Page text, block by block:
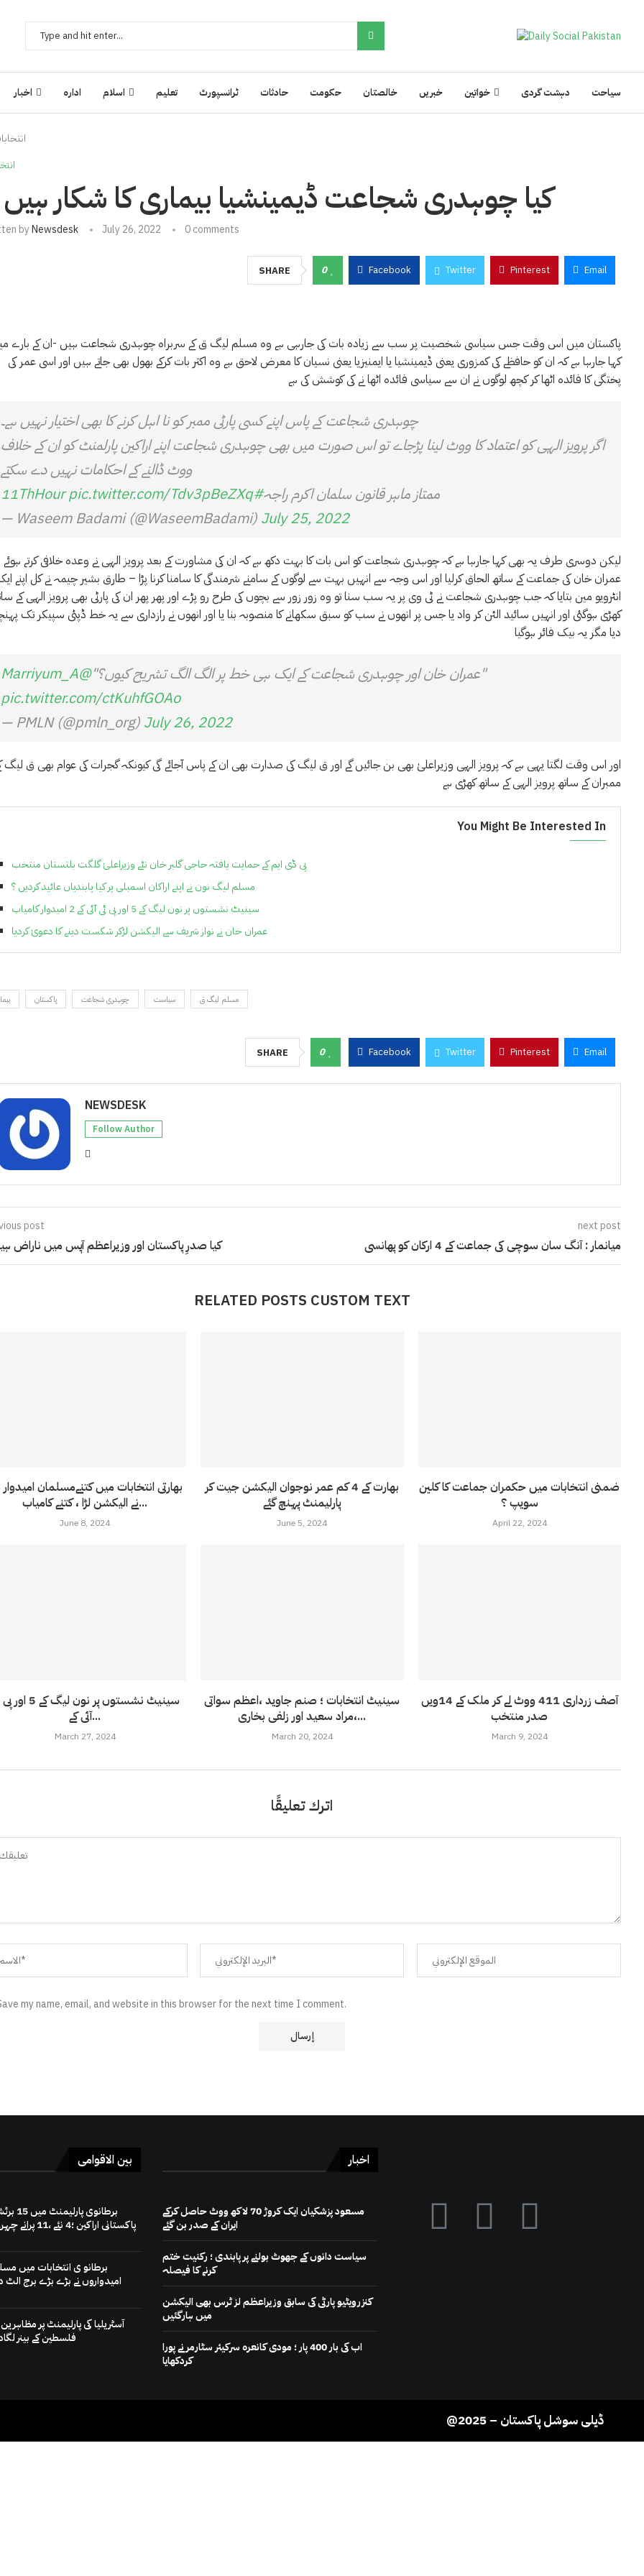
اخبار ادارہ اسلام تعلیم ٹرانسپورٹ حادثات حکومت خالصتان خبریں خواتین دہشت گردی سیاحت
کیا چوہدری شجاعت ڈیمینشیا بیماری کا شکار
byNewsdesk July 26, 2022 0 comments
SHARE 0 Facebook Twitter Pinterest Email
پاکستان میں اس وقت جس سیاسی شخصیت پر سب سے زیادہ بات کی جارہی ہے وہ مسلم لیگ ق کے سربراہ چوہدری شجاعت ہیں -ان کے بارے
کہا جارہا ہے کہ ان کو حافظے کی کمزوری یعنی ڈیمینشیا یا ایمنیزیا یعنی نسیان کا معرض لاحق ہے وہ اکثر بات کرکے بھول بھی جاتے ہیں اور اسی عمر کی
پختگی کا فائدہ اٹھا کر کچھ لوگوں نے ان سے سیاسی فائدہ اٹھا نے کی کوشش کی ہے
چوہدری شجاعت کے پاس اپنے کسی پارٹی ممبر کو نا اہل کرنے کا بھی اختیار نہیں ہے۔
اگر پرویز الہی کو اعتماد کا ووٹ لینا پڑجاے تو اس صورت میں بھی چوہدری شجاعت اپنے اراکین پارلمنٹ کو ان کے خلاف
ووٹ ڈالنے کے احکامات نہیں دے سکتے
ممتاز ماہر قانون سلمان اکرم راجہ#11ThHour
pic.twitter.com/Tdv3pBeZXq
— Waseem Badami (@WaseemBadami) July 25, 2022
لیکن دوسری طرف یہ بھی کہا جارہا ہے کہ چوہدری شجاعت کو اس بات کا بہت دکھ ہے کہ ان کی مشاورت کے بعد پرویز الہی نے وعدہ خلافی کرتے ہوئے
عمران خان کی جماعت کے ساتھ الحاق کرلیا اور اس وجہ سے انہیں بہت سے لوگوں کے سامنے شرمندگی کا سامنا کرنا پڑا – طارق بشیر چیمہ نے کل اپنے
انٹرویو مین بتایا کہ جب چوہدری شجاعت نے ٹی وی پر یہ سب سنا تو وہ زور زور سے بچوں کی طرح رو پڑے اور پھر پھر ان کی پارٹی بھی پرویز الہی کے
کھڑی ہوگئی اور انہیں سائید الئن کر واد یا جس پر انھوں نے سب کو سبق سکھانے کا منصوبہ بنا یا اور انھوں نے رازداری سے یہ خط ڈپٹی سپیکر تک
دیا مگر یہ بیک فائر ہوگیا
"عمران خان اور چوہدری شجاعت کے ایک ہی خط پر الگ الگ تشریح کیوں؟"@Marriyum_A
pic.twitter.com/ctKuhfGOAo
— PMLN (@pmln_org) July 26, 2022
اور اس وقت لگتا یہی ہے کہ پرویز الہی وزیراعلیٰ بھی بن جائیں گے اور ق لیگ کی صدارت بھی ان کے پاس آجائے گی کیونکہ گجرات کی عوام بھی ق لیگ
ممبران کے ساتھ پرویز الہی کے ساتھ کھڑی ہے
You Might Be Interested In
پی ڈی ایم کے حمایت یافتہ حاجی گلبر خان نئے وزیراعلیٰ گلگت بلتستان منتخب
مسلم لیگ نون نے اپنے اراکان اسمبلی پر کیا پابندیاں عائید کردیں ؟
سینیٹ نشستوں پر نون لیگ کے 5 اور پی ٹی آئی کے 2 امیدوار کامیاب
عمران خان نے نواز شریف سے الیکشن لڑکر شکست دینے کا دعویٰ کردیا
پاکستان چوہدری شجاعت سیاست مسلم لیگ ق
SHARE 0 Facebook Twitter Pinterest Email
NEWSDESK
Follow Author
post
کیا صدرِ پاکستان اور وزیراعظم آپس میں ناراض
next post
میانمار : آنگ سان سوچی کی جماعت کے 4 ارکان کو پھانسی
RELATED POSTS CUSTOM TEXT
بھارتی انتخابات میں کتنےمسلمان
نے الیکشن لڑا ، کتنے کامیاب...
June 8, 2024
بھارت کے 4 کم عمر نوجوان الیکشن جیت کر
پارلیمنٹ پہنچ گئے
June 5, 2024
ضمنی انتخابات میں حکمران جماعت کا کلین
سویپ ؟
April 22, 2024
سینیٹ نشستوں پر نون لیگ
آئی کے...
March 27, 2024
سینیٹ انتخابات ؛ صنم جاوید ،اعظم سواتی
،مراد سعید اور زلفی بخاری...
March 20, 2024
آصف زرداری 411 ووٹ لے کر ملک کے 14ویں
صدر منتخب
March 9, 2024
اترك تعليقًا
my name, email, and website in this browser for the next time I comment.
بین الاقوامی
برطانوی
پاکستانی اراکین ؛4 نئے ،11 پرانے چہرے
برطانو ی انتخابات میں
امیدواروں نے بڑے بڑے برج الٹ
آسٹریلیا کی پارلیمنٹ پر مظاہرین
فلسطین کے بینر
اخبار
مسعود پزشکیان ایک کروڑ 70 لاکھ ووٹ حاصل کرکے
ایران کے صدر بن گئے
سیاست دانوں کے جھوٹ بولنے پر پابندی ؛ رکنیت ختم
کرنے کا فیصلہ
کنزرویٹیو پارٹی کی سابق وزیراعظم لز ٹرس بھی الیکشن
میں ہارگئیں
اب کی بار 400 پار ؛ مودی کانعرہ سرکیئر سٹارمر نے پورا
کردکھایا
@2025 – ڈیلی سوشل پاکستان